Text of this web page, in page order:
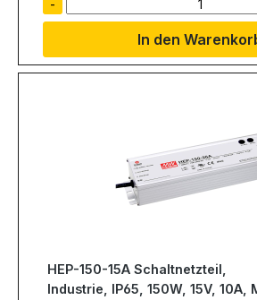
-
In den
HEP-150-15A Schaltnetzteil,
Industrie, IP65, 150W, 15V, 10A,